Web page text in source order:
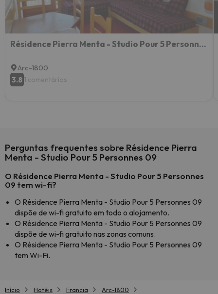
Résidence Pierra Menta - Studio Pour 5 Personnes 54
Arc-1800
3.8 1 comentários
Perguntas frequentes sobre Résidence Pierra
Menta - Studio Pour 5 Personnes 09
O Résidence Pierra Menta - Studio Pour 5 Personnes
09 tem wi-fi?
O Résidence Pierra Menta - Studio Pour 5 Personnes 09
dispõe de wi-fi gratuito em todo o alojamento.
O Résidence Pierra Menta - Studio Pour 5 Personnes 09
dispõe de wi-fi gratuito nas zonas comuns.
O Résidence Pierra Menta - Studio Pour 5 Personnes 09
tem Wi-Fi.
Início Hotéis Francia
Arc-1800